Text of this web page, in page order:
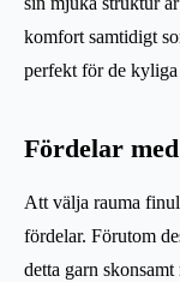
komfort samtidigt
perfekt för de
Fördelar
Att välja rauma
fördelar. Förutom
detta garn